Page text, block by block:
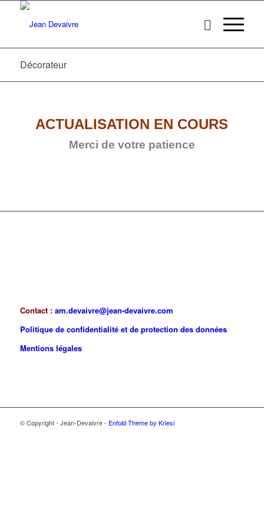
Décorateur
ACTUALISATION EN COURS
Merci de votre patience
Contact : am.devaivre@jean-devaivre.com
Politique de confidentialité et de protection des données
Mentions légales
© Copyright - Jean-Devaivre - Enfold Theme by Kriesi